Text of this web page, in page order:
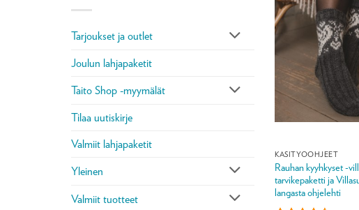
Tarjoukset ja outlet
Joulun lahjapaketit
Taito Shop -myymälät
Tilaa uutiskirje
Valmiit lahjapaketit
Yleinen
Valmiit tuotteet
KÄSITYÖOHJEET
Rauhan kyyhkyset -
tarvikepaketti ja
langasta ohjelehti